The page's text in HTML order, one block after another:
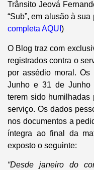
Trânsito Jeová
“Sub”, em alusão à
completa AQUI )
O Blog traz com
registrados contra o
por assédio moral. Os
Junho e 31 de Junho
terem sido
serviço. Os dados
nos documentos a
íntegra ao final da
exposto o seguinte:
“Desde janeiro do